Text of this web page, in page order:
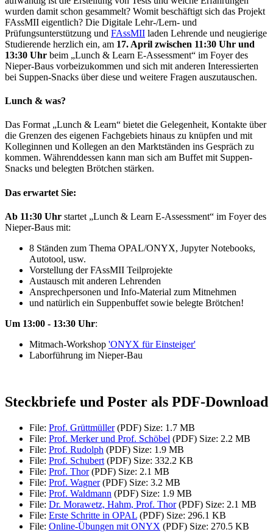
wurden damit schon gesammelt? Womit beschäftigt sich das Projekt
FAssMII eigentlich? Die Digitale Lehr-/Lern- und
Prüfungsunterstützung und FAssMII laden Lehrende und neugierige
Studierende herzlich ein, am 17. April zwischen 11:30 Uhr und
13:30 Uhr beim „Lunch & Learn E-Assessment“ im Foyer des
Nieper-Baus vorbeizukommen und sich mit anderen Interessierten
bei Suppen-Snacks über diese und weitere Fragen auszutauschen.
Lunch & was?
Das Format „Lunch & Learn“ bietet die Gelegenheit, Kontakte über
die Grenzen des eigenen Fachgebiets hinaus zu knüpfen und mit
Kolleginnen und Kollegen an den Marktständen ins Gespräch zu
kommen. Währenddessen kann man sich am Buffet mit Suppen-
Snacks und belegten Brötchen stärken.
Das erwartet Sie:
Ab 11:30 Uhr startet „Lunch & Learn E-Assessment“ im Foyer des
Nieper-Baus mit:
8 Ständen zum Thema OPAL/ONYX, Jupyter Notebooks,
Autotool, usw.
Vorstellung der FAssMII Teilprojekte
Austausch mit anderen Lehrenden
Ansprechpersonen und Info-Material zum Mitnehmen
und natürlich ein Suppenbuffet sowie belegte Brötchen!
Um 13:00 - 13:30 Uhr:
Mitmach-Workshop 'ONYX für Einsteiger'
Laborführung im Nieper-Bau
Steckbriefe und Poster als PDF-Download
File: Prof. Grüttmüller(PDF) Size: 1.7 MB
File: Prof. Merker und Prof. Schöbel (PDF) Size: 2.2 MB
File: Prof. Rudolph (PDF) Size: 1.9 MB
File: Prof. Schubert (PDF) Size: 332.2 KB
File: Prof. Thor(PDF) Size: 2.1 MB
File: Prof. Wagner(PDF) Size: 3.2 MB
File: Prof. Waldmann (PDF) Size: 1.9 MB
File: Dr. Morawetz, Hahm, Prof. Thor(PDF) Size: 2.1 MB
File: Erste Schritte in OPAL (PDF) Size: 296.1 KB
File: Online-Übungen mit ONYX (PDF) Size: 270.5 KB